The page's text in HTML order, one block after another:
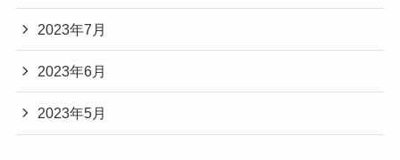
2023年7月
2023年6月
2023年5月